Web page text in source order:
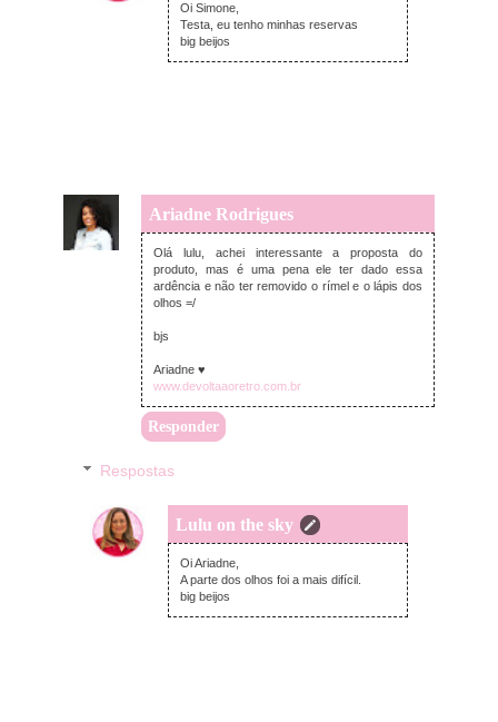
Oi Simone,
Testa, eu tenho minhas reservas
big beijos
Ariadne Rodrigues
quarta-feira, junho 20, 2018
Olá lulu, achei interessante a proposta do
produto, mas é uma pena ele ter dado essa
ardência e não ter removido o rímel e o lápis dos
olhos =/
bjs
Ariadne ♥
www.devoltaaoretro.com.br
Responder
Respostas
Lulu on the sky
quarta-feira, junho 20, 2018
Oi Ariadne,
A parte dos olhos foi a mais difícil.
big beijos